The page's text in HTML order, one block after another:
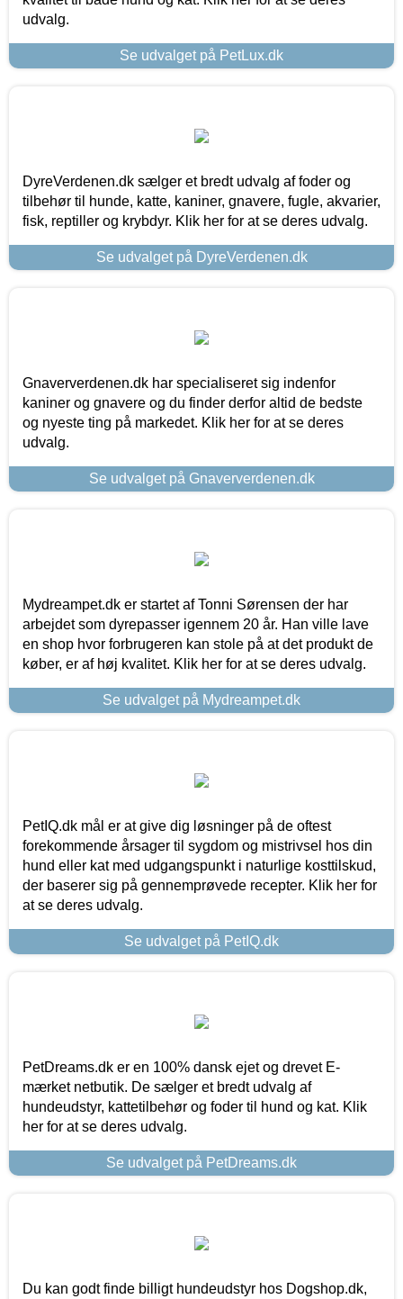
udvalg.
Se udvalget på PetLux.dk
DyreVerdenen.dk sælger et bredt udvalg af foder og
tilbehør til hunde, katte, kaniner, gnavere, fugle, akvarier,
fisk, reptiller og krybdyr. Klik her for at se deres udvalg.
Se udvalget på DyreVerdenen.dk
Gnaververdenen.dk har specialiseret sig indenfor
kaniner og gnavere og du finder derfor altid de bedste
og nyeste ting på markedet. Klik her for at se deres
udvalg.
Se udvalget på Gnaververdenen.dk
Mydreampet.dk er startet af Tonni Sørensen der har
arbejdet som dyrepasser igennem 20 år. Han ville lave
en shop hvor forbrugeren kan stole på at det produkt de
køber, er af høj kvalitet. Klik her for at se deres udvalg.
Se udvalget på Mydreampet.dk
PetIQ.dk mål er at give dig løsninger på de oftest
forekommende årsager til sygdom og mistrivsel hos din
hund eller kat med udgangspunkt i naturlige kosttilskud,
der baserer sig på gennemprøvede recepter. Klik her for
at se deres udvalg.
Se udvalget på PetIQ.dk
PetDreams.dk er en 100% dansk ejet og drevet E-
mærket netbutik. De sælger et bredt udvalg af
hundeudstyr, kattetilbehør og foder til hund og kat. Klik
her for at se deres udvalg.
Se udvalget på PetDreams.dk
Du kan godt finde billigt hundeudstyr hos Dogshop.dk,